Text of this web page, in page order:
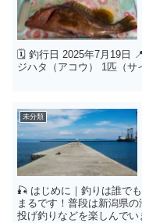
🗓 釣行日 2025年7月19日 📍釣り場 新潟県上越市某所 🎣釣れた魚 キ
未分類
🎣 はじめに｜釣りは誰でも楽しめる
まるです！普段は新潟県
投げ釣りなどを楽しんでいます。 釣りって「道具が